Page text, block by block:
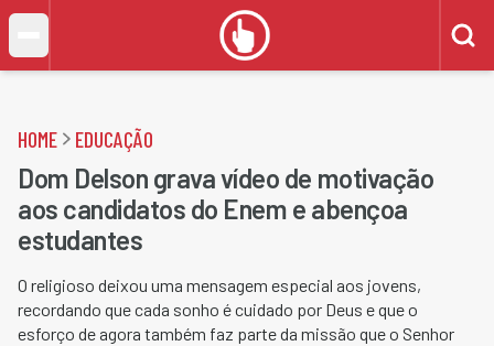
HOME EDUCAÇÃO
Dom Delson grava vídeo de motivação
aos candidatos do Enem e abençoa
estudantes
O religioso deixou uma mensagem especial aos jovens,
recordando que cada sonho é cuidado por Deus e que o
esforço de agora também faz parte da missão que o Senhor